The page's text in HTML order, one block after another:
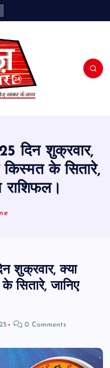
दिन शुक्रवार,
के सितारे,
राशिफल।
शुक्रवार, क्या
सितारे, जानिए
0 Comments